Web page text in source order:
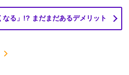
る」!? まだまだあるデメリット